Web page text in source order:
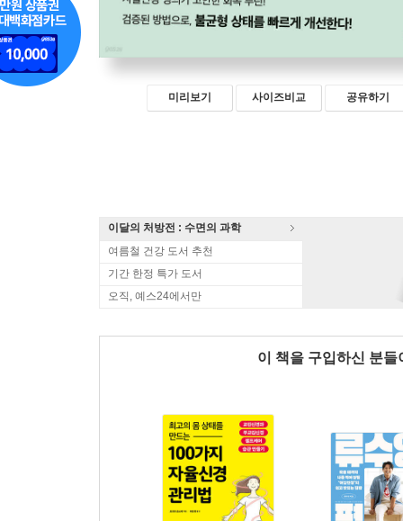
미리보기 사이즈비교 공유하기
이달의 처방전 : 수면의 과학
여름철 건강 도서 추천
기간 한정 특가 도서
오직, 예스24에서만
이 책을 구입하신 분